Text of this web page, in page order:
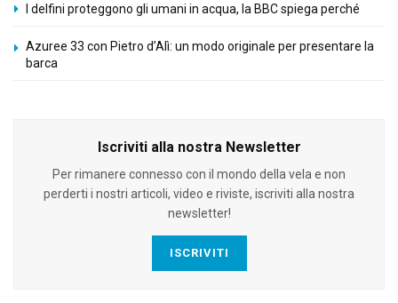
I delfini proteggono gli umani in acqua, la BBC spiega perché
Azuree 33 con Pietro d’Alì: un modo originale per presentare la
barca
Iscriviti alla nostra Newsletter
Per rimanere connesso con il mondo della vela e non
perderti i nostri articoli, video e riviste, iscriviti alla nostra
newsletter!
ISCRIVITI